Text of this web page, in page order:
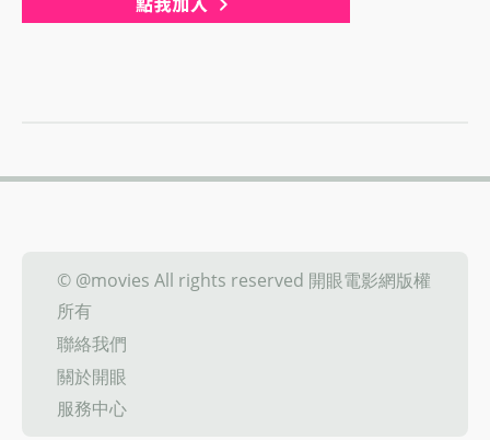
© @movies All rights reserved 開眼電影網版權
所有
聯絡我們
關於開眼
服務中心